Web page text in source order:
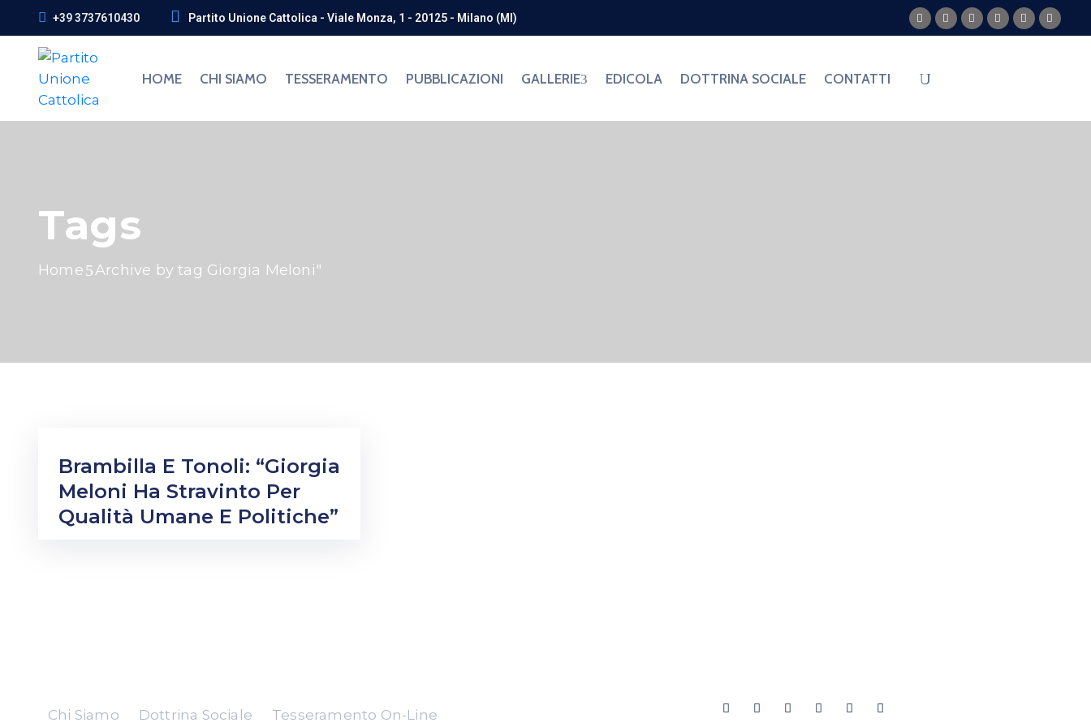
+39 3737610430 Partito Unione Cattolica - Viale Monza, 1 - 20125 - Milano (MI)
HOME CHI SIAMO TESSERAMENTO PUBBLICAZIONI GALLERIE EDICOLA DOTTRINA SOCIALE CONTATTI
Tags
Home Archive by tag Giorgia Meloni"
Brambilla E Tonoli: “Giorgia
Meloni Ha Stravinto Per
Qualità Umane E Politiche”
Chi Siamo Dottrina Sociale Tesseramento On-Line